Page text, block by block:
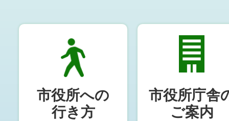
市役所への
行き方
市役所庁舎
ご案内